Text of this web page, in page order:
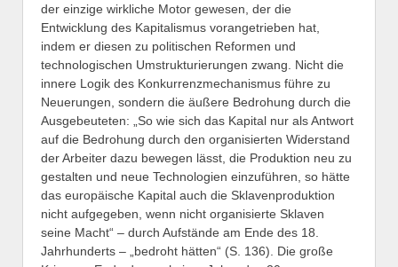
der einzige wirkliche Motor gewesen, der die
Entwicklung des Kapitalismus vorangetrieben hat,
indem er diesen zu politischen Reformen und
technologischen Umstrukturierungen zwang. Nicht die
innere Logik des Konkurrenzmechanismus führe zu
Neuerungen, sondern die äußere Bedrohung durch die
Ausgebeuteten: „So wie sich das Kapital nur als Antwort
auf die Bedrohung durch den organisierten Widerstand
der Arbeiter dazu bewegen lässt, die Produktion neu zu
gestalten und neue Technologien einzuführen, so hätte
das europäische Kapital auch die Sklavenproduktion
nicht aufgegeben, wenn nicht organisierte Sklaven
seine Macht“ – durch Aufstände am Ende des 18.
Jahrhunderts – „bedroht hätten“ (S. 136). Die große